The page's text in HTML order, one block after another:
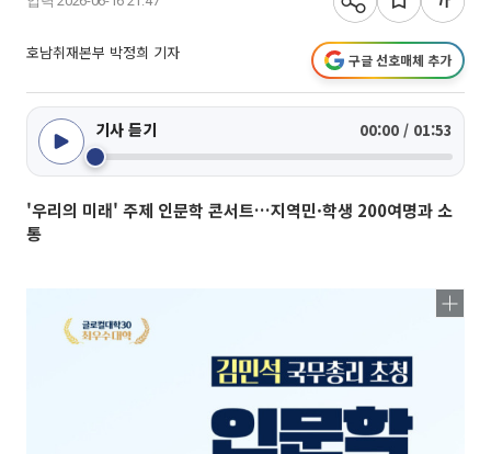
호남취재본부 박정희 기자 구글 선호매체 추가
기사 듣기 00:00 / 01:53
'우리의 미래' 주제 인문학 콘서트…지역민·학생 200여명과 소
통